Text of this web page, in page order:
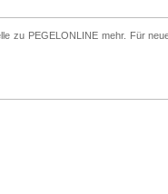
zu PEGELONLINE mehr. Für